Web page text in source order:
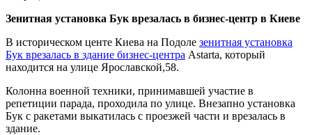
Зенитная установка Бук врезалась в бизнес-центр в Киеве
В историческом центе Киева на Подоле зенитная установка
Бук врезалась в здание бизнес-центра Astarta, который
находится на улице Ярославской,58.
Колонна военной техники, принимавшей участие в
репетиции парада, проходила по улице. Внезапно установка
Бук с ракетами выкатилась с проезжей части и врезалась в
здание.